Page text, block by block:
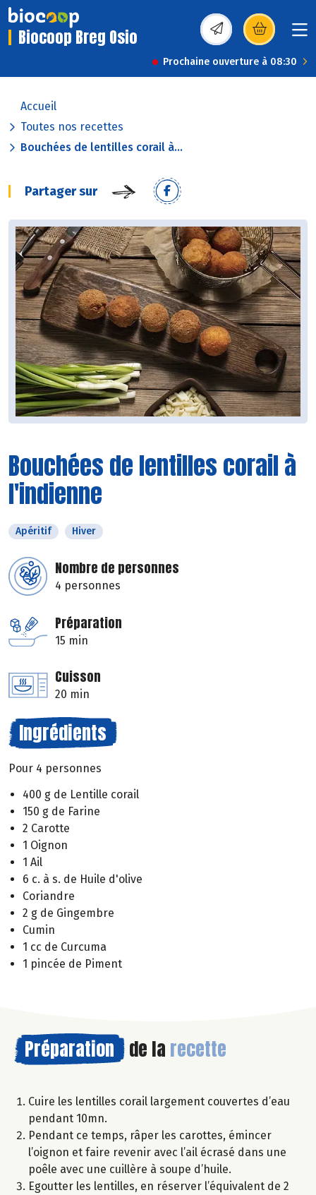
Biocoop Breg Osio (s’ouvre dans une
Prochaine ouverture à 08:30
Accueil
Toutes nos recettes
Bouchées de lentilles corail à...
Partager sur
Bouchées de lentilles corail à
l'indienne
Apéritif Hiver
Nombre de personnes
4 personnes
Préparation
15 min
Cuisson
20 min
Ingrédients
Pour 4 personnes
400 g de Lentille corail
150 g de Farine
2 Carotte
1 Oignon
1 Ail
6 c. à s. de Huile d'olive
Coriandre
2 g de Gingembre
Cumin
1 cc de Curcuma
1 pincée de Piment
Préparation de la recette
Cuire les lentilles corail largement couvertes d’eau
pendant 10mn.
Pendant ce temps, râper les carottes, émincer
l’oignon et faire revenir avec l’ail écrasé dans une
poêle avec une cuillère à soupe d’huile.
Egoutter les lentilles, en réserver l’équivalent de 2